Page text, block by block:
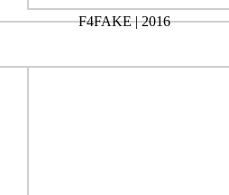
F4FAKE | 2016